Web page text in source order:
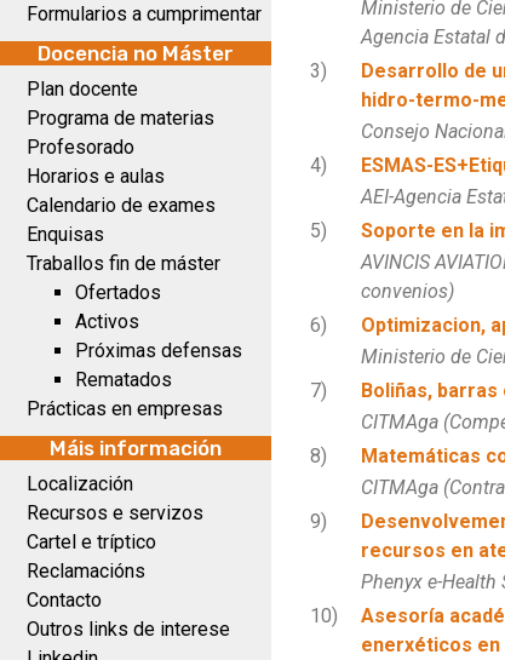
Formularios a cumprimentar
Docencia no Máster
Plan docente
Programa de materias
Profesorado
Horarios e aulas
Calendario de exames
Enquisas
Traballos fin de máster
Ofertados
Activos
Próximas defensas
Rematados
Prácticas en empresas
Máis información
Localización
Recursos e servizos
Cartel e tríptico
Reclamacións
Contacto
Outros links de interese
Ministerio de
Agencia Estatal
3)
Desarrollo de
hidro-termo-
Consejo
4)
ESMAS-
AEI-Agencia
5)
Soporte en la
AVINCIS
convenios)
6) Optimizacion,
Ministerio de
7)
Boliñas, barras
CITMAga
8)
Matemáticas
CITMAga
9)
recursos en
Phenyx e-
10)
Asesoría
enerxéticos